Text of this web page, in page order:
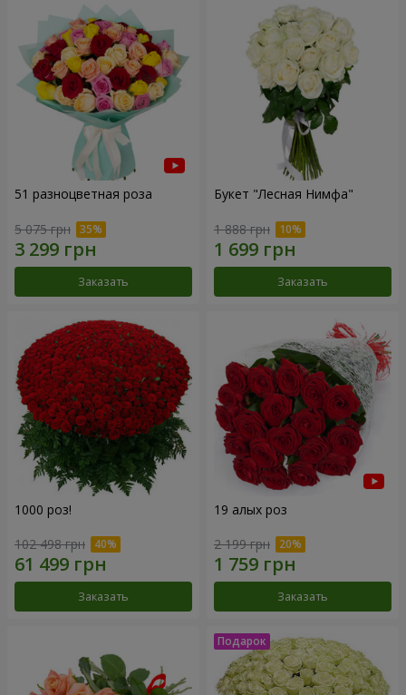
51 разноцветная роза
5 075 грн
Заказать
Букет "Лесная Нимфа"
1 888 грн
Заказать
1000 роз!
102 498 грн
Заказать
19 алых роз
2 199 грн
Заказать